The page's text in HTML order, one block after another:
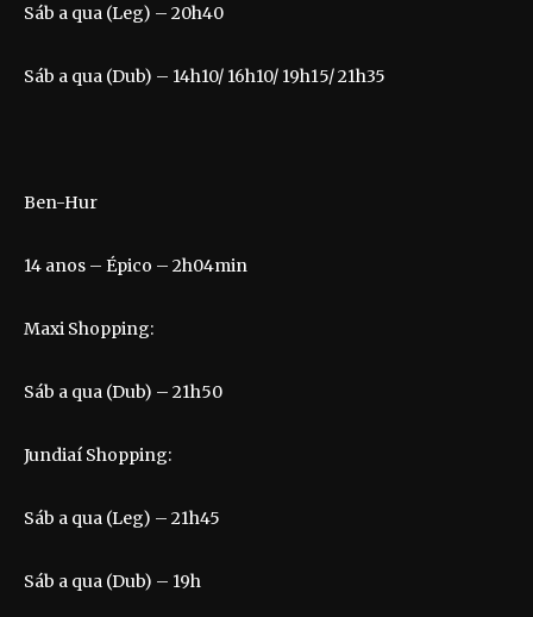
Sáb a qua (Leg) – 20h40
Sáb a qua (Dub) – 14h10/ 16h10/ 19h15/ 21h35
Ben-Hur
14 anos – Épico – 2h04min
Maxi Shopping:
Sáb a qua (Dub) – 21h50
Jundiaí Shopping:
Sáb a qua (Leg) – 21h45
Sáb a qua (Dub) – 19h